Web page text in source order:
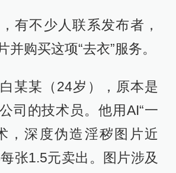
有不少人联系发布者，
并购买这项“去衣”服务。
某某（24岁），原本是
司的技术员。他用AI“一
，深度伪造淫秽图片近
张1.5元卖出。图片涉及